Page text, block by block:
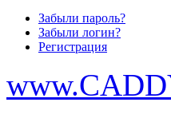
Забыли пароль?
Забыли логин?
Регистрация